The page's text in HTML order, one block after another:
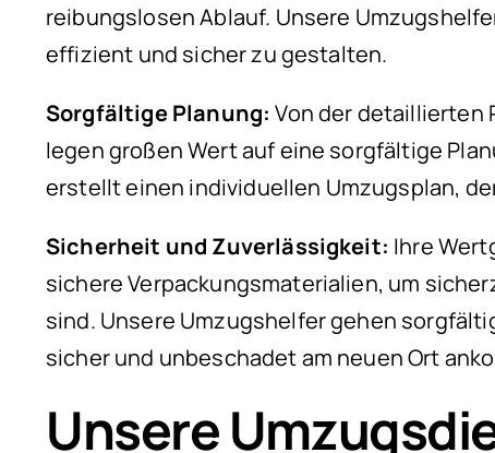
reibungslosen Ablauf. Unsere
effizient und sicher zu gestalten.
Sorgfältige Planung: Von der detaillierten
legen großen Wert auf eine sorgfältige
erstellt einen individuellen Umzugsplan,
Sicherheit und Zuverlässigkeit: Ihre
sichere Verpackungsmaterialien, um
sind. Unsere Umzugshelfer gehen
sicher und unbeschadet am neuen Ort
Unsere